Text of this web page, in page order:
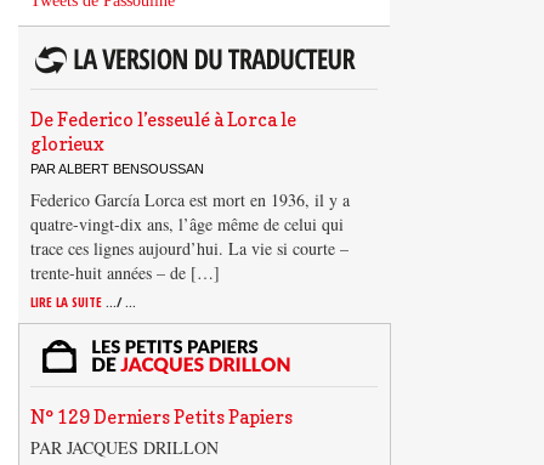
De Federico l’esseulé à Lorca le
glorieux
PAR ALBERT BENSOUSSAN
Federico García Lorca est mort en 1936, il y a
quatre-vingt-dix ans, l’âge même de celui qui
trace ces lignes aujourd’hui. La vie si courte –
trente-huit années – de […]
LIRE LA SUITE .../ ...
N° 129 Derniers Petits Papiers
PAR JACQUES DRILLON